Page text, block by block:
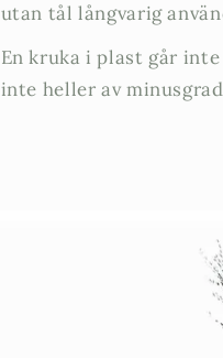
utan tål långvarig
En kruka i plast går
inte heller av